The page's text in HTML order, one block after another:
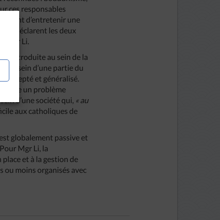
ces responsables
d’entretenir une
là, déclarent les deux
Mgr Li.
introduite au sein de la
au sein d’une partie du
accepté et généralisé.
pose un problème
d’une société qui, « au
aux catholiques de
globalement passive et
Mgr Li, la
et à la gestion de
ou moins organisés avec